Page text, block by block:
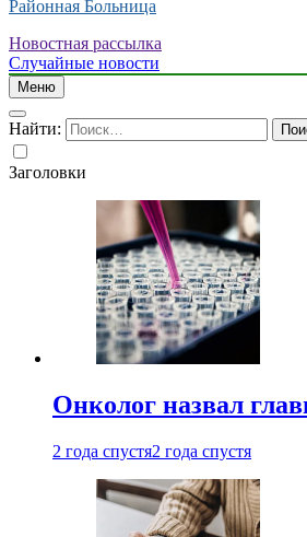
Районная Больница
Новостная рассылка
Случайные новости
Меню
Найти:
Заголовки
Онколог назвал
2 года спустя2 года спустя